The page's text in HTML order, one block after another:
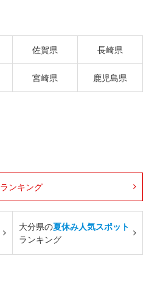
佐賀県 長崎県
宮崎県 鹿児島県
ランキング
大分県の夏休み人気スポット
ランキング